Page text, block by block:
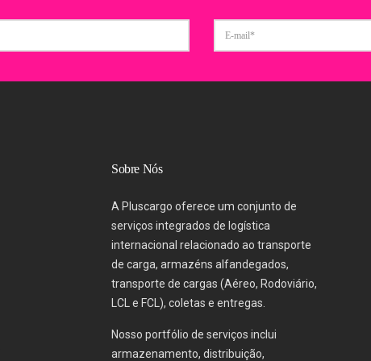
Sobre Nós
A Pluscargo oferece um conjunto de
serviços integrados de logística
internacional relacionado ao transporte
de carga, armazéns alfandegados,
transporte de cargas (Aéreo, Rodoviário,
LCL e FCL), coletas e entregas.
Nosso portfólio de serviços inclui
armazenamento, distribuição,